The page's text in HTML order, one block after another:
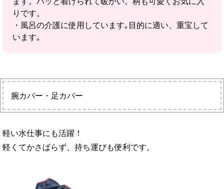
りです。
・風呂の介護に使用しています｡目的に適い、重宝して
います｡
腕カバー・足カバー
軽い水仕事にも活躍！
軽くてかさばらず、持ち運びも便利です。